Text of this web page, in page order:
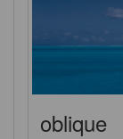
oblique